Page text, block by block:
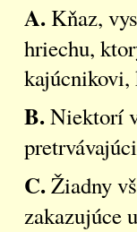
A.Kňaz,
hriechu,
kajúcnikovi,
B.Niektorí
C.Žiadny
zakazujúce